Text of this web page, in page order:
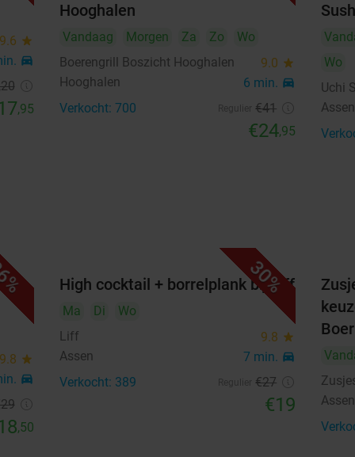
9.6 star
directions_car
,95
Hooghalen
Vandaag Morgen Za Zo
Wo
Boerengrill Boszicht Hooghalen
9.0 star
Hooghalen 6 min. directions_car
Verkocht: 700 €41
€24,95
Wo
Uchi
Assen
9.8 star
directions_car
,50
30%
High cocktail + borrelplank bij Liff
Ma Di
Wo
Liff
9.8 star
Assen 7 min. directions_car
Verkocht: 389 €27
€19
Boer
Assen